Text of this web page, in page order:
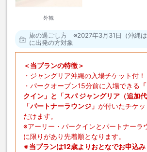
外観
旅の過ごし方 ※2027年3月31日（沖縄
に出発の方対象
＜当プランの特徴＞
・ジャングリア沖縄の入場チケット付！
・パークオープン15分前に入場できる
クイン」と「スパ ジャングリア（追加
「パートナーラウンジ」 が付いたチケ
だけます。
※アーリー・パークインとパートナーラ
に限りがあり先着順となります。
※当プランは12歳よりおとなでお申込